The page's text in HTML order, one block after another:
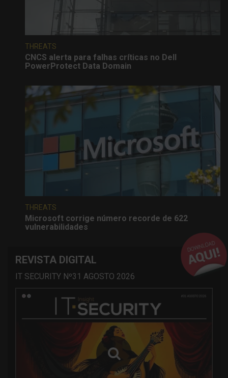
THREATS
CNCS alerta para falhas críticas no Dell
PowerProtect Data Domain
THREATS
Microsoft corrige número recorde de 622
vulnerabilidades
REVISTA DIGITAL
IT SECURITY Nº31 AGOSTO 2026